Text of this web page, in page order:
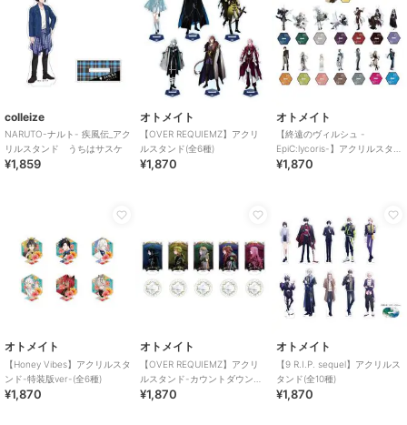
colleize
NARUTO-ナルト- 疾風伝_アク
リルスタンド うちはサスケ
¥1,859
オトメイト
【OVER REQUIEMZ】アクリ
ルスタンド(全6種)
¥1,870
オトメイト
【終遠のヴィルシュ -
EpiC:lycoris-】アクリルスタン
ド(全15種)
¥1,870
オトメイト
【Honey Vibes】アクリルスタ
ンド-特装版ver-(全6種)
¥1,870
オトメイト
【OVER REQUIEMZ】アクリ
ルスタンド-カウントダウン
ver-(全5種)
¥1,870
オトメイト
【9 R.I.P. sequel】アクリルス
タンド(全10種)
¥1,870